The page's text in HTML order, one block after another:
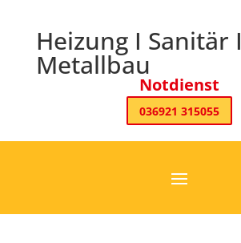
Heizung I Sanitär I
Metallbau
Notdienst
036921 315055